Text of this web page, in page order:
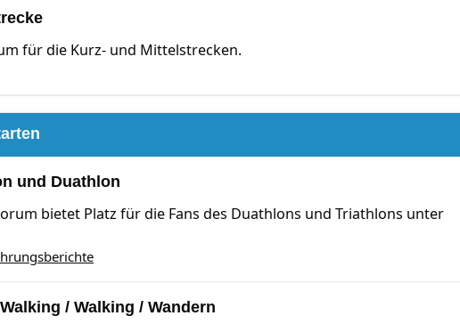
für die Kurz- und Mittelstrecken.
und Duathlon
bietet Platz für die Fans des Duathlons und Triathlons unter
/ Walking / Wandern